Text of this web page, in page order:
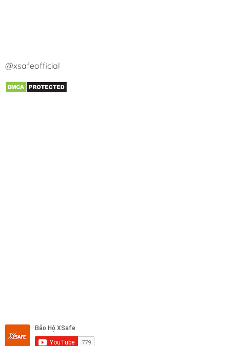
@xsafeofficial